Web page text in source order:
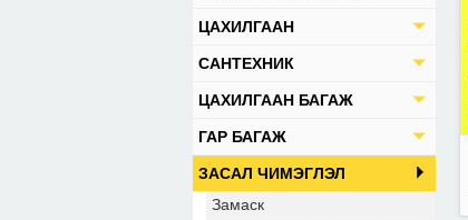
ЦАХИЛГААН
САНТЕХНИК
ЦАХИЛГААН БАГАЖ
ГАР БАГАЖ
ЗАСАЛ ЧИМЭГЛЭЛ
Замаск